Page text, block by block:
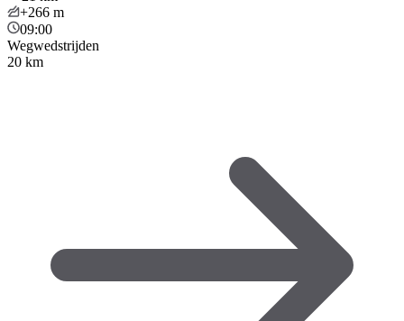
+266 m
09:00
Wegwedstrijden
20 km